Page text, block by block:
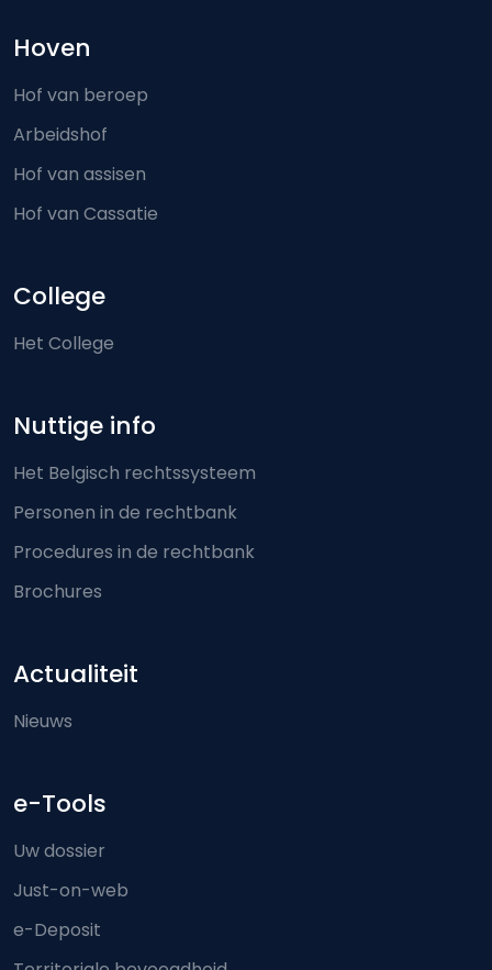
Hoven
Hof van beroep
Arbeidshof
Hof van assisen
Hof van Cassatie
College
Het College
Nuttige info
Het Belgisch rechtssysteem
Personen in de rechtbank
Procedures in de rechtbank
Brochures
Actualiteit
Nieuws
e-Tools
Uw dossier
Just-on-web
e-Deposit